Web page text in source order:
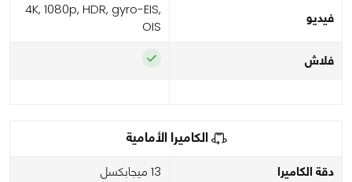
فيديو
4K, 1080p, HDR, gyro-EIS,
OIS
فلاش
الكاميرا الأمامية
دقة الكاميرا 13 ميجابكسل